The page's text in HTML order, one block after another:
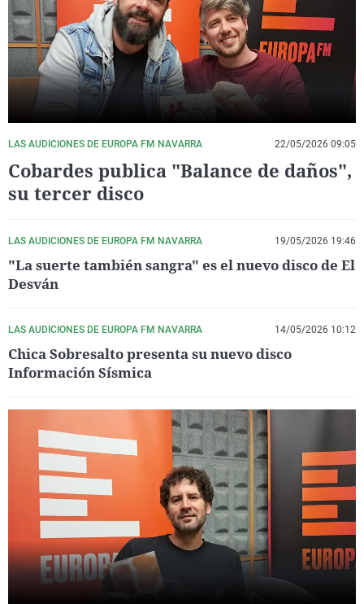
La rosa de los vientos
Gente viajera
Como el perro y el
Caso
Retornados
Equipo de
Operación Viuda
Extremadura
Galicia
La Rioja
Navarra
País Vasco
Virales
Televisión
Elecciones
LAS AUDICIONES DE EUROPA FM NAVARRA 22/05/2026 09:05
Cobardes publica "Balance de daños",
su tercer disco
LAS AUDICIONES DE EUROPA FM NAVARRA 19/05/2026 19:46
"La suerte también sangra" es el nuevo disco de El
Desván
LAS AUDICIONES DE EUROPA FM NAVARRA 14/05/2026 10:12
Chica Sobresalto presenta su nuevo disco
Información Sísmica